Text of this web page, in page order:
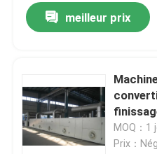
meilleur prix
la
MOQ：1
Prix：